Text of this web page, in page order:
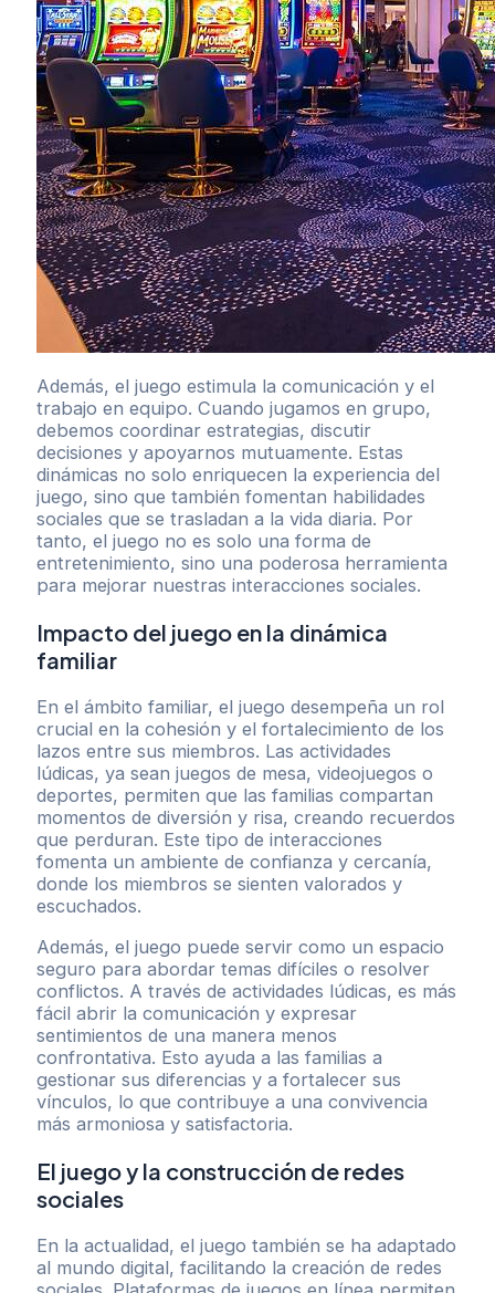
Además, el juego estimula la comunicación y el
trabajo en equipo. Cuando jugamos en grupo,
debemos coordinar estrategias, discutir
decisiones y apoyarnos mutuamente. Estas
dinámicas no solo enriquecen la experiencia del
juego, sino que también fomentan habilidades
sociales que se trasladan a la vida diaria. Por
tanto, el juego no es solo una forma de
entretenimiento, sino una poderosa herramienta
para mejorar nuestras interacciones sociales.
Impacto del juego en la dinámica
familiar
En el ámbito familiar, el juego desempeña un rol
crucial en la cohesión y el fortalecimiento de los
lazos entre sus miembros. Las actividades
lúdicas, ya sean juegos de mesa, videojuegos o
deportes, permiten que las familias compartan
momentos de diversión y risa, creando recuerdos
que perduran. Este tipo de interacciones
fomenta un ambiente de confianza y cercanía,
donde los miembros se sienten valorados y
escuchados.
Además, el juego puede servir como un espacio
seguro para abordar temas difíciles o resolver
conflictos. A través de actividades lúdicas, es más
fácil abrir la comunicación y expresar
sentimientos de una manera menos
confrontativa. Esto ayuda a las familias a
gestionar sus diferencias y a fortalecer sus
vínculos, lo que contribuye a una convivencia
más armoniosa y satisfactoria.
El juego y la construcción de redes
sociales
En la actualidad, el juego también se ha adaptado
al mundo digital, facilitando la creación de redes